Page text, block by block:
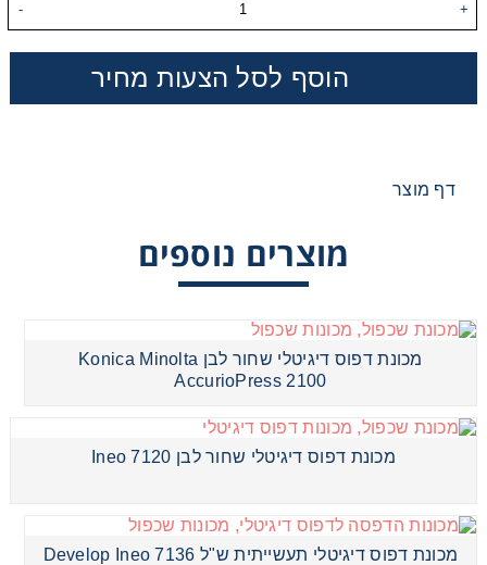
+
-
הוסף לסל הצעות מחיר
דף מוצר
מוצרים נוספים
מכונת דפוס דיגיטלי שחור לבן Konica Minolta
AccurioPress 2100
מכונת דפוס דיגיטלי שחור לבן Ineo 7120
מכונת דפוס דיגיטלי תעשייתית ש"ל Develop Ineo 7136
מכונת דפוס דיגיטלי תעשייתית ש"ל Develop Ineo 7136